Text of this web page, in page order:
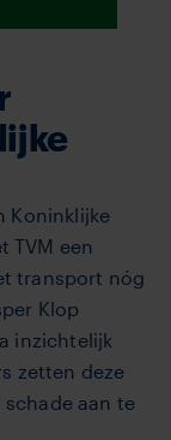
Koninklijke
TVM een
transport nóg
Klop
inzichtelijk
zetten deze
aan te